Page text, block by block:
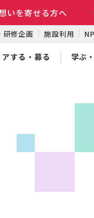
いを寄せる方へ
研修企画 施設利用
する・募る 学ぶ